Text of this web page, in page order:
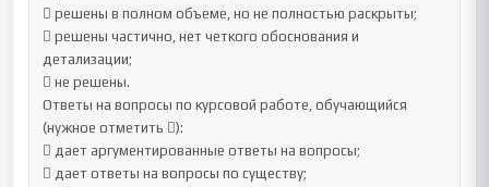
 решены в полном объеме, но не полностью раскрыты;
 решены частично, нет четкого обоснования и
детализации;
 не решены.
Ответы на вопросы по курсовой работе, обучающийся
(нужное отметить ):
 дает аргументированные ответы на вопросы;
 дает ответы на вопросы по существу;